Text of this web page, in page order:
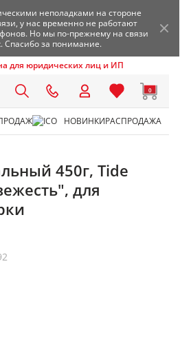
неполадками на стороне
у нас временно не работают
Но мы по-прежнему на связи
Спасибо за понимание.
для юридических лиц и ИП
0
НОВИНКИРАСПРОДАЖА
450г, Tide
для